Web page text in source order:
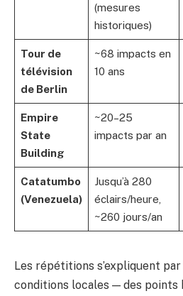
(mesures
historiques)
Tour de
télévision
de Berlin
~68 impacts en
10 ans
Empire
State
Building
~20–25
impacts par an
Catatumbo
(Venezuela)
Jusqu’à 280
éclairs/heure,
~260 jours/an
Les répétitions s’expliquent
conditions locales — des points